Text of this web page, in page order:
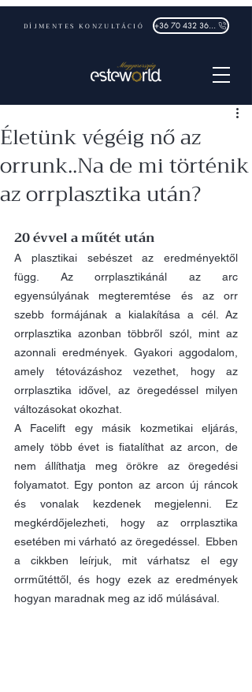
DÍJMENTES KONZULTÁCIÓ +36 70 432 3632
Életünk végéig nő az
orrunk..Na de mi történik
az orrplasztika után?
20 évvel a műtét után
A plasztikai sebészet az eredményektől
függ. Az orrplasztikánál az arc
egyensúlyának megteremtése és az orr
orrplasztika azonban többről szól, mint az
azonnali eredmények. Gyakori aggodalom,
amely tétovázáshoz vezethet, hogy az
orrplasztika idővel, az öregedéssel milyen
változásokat okozhat.
A Facelift egy másik kozmetikai eljárás,
amely több évet is fiatalíthat az arcon, de
nem állíthatja meg örökre az öregedési
folyamatot. Egy ponton az arcon új ráncok
és vonalak kezdenek megjelenni. Ez
megkérdőjelezheti, hogy az orrplasztika
esetében mi várható az öregedéssel.  Ebben
a cikkben leírjuk, mit várhatsz el egy
orrműtéttől, és hogy ezek az eredmények
hogyan maradnak meg az idő múlásával.